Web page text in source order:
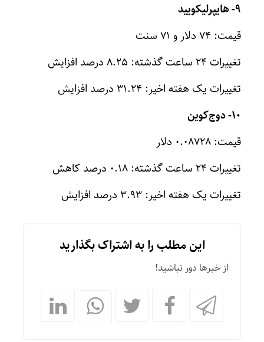
۹- هایپرلیکویید
قیمت: ۷۴ دلار و ۷۱ سنت
تغییرات ۲۴ ساعت گذشته: ۸.۲۵ درصد افزایش
تغییرات یک هفته اخیر: ۳۱.۲۴ درصد افزایش
۱۰- دوج‌کوین
قیمت: ۰.۰۸۷۲۸ دلار
تغییرات ۲۴ ساعت گذشته: ۰.۱۸ درصد کاهش
تغییرات یک هفته اخیر: ۳.۹۳ درصد افزایش
این مطلب را به اشتراک بگذارید
از خبرها دور نباشید!